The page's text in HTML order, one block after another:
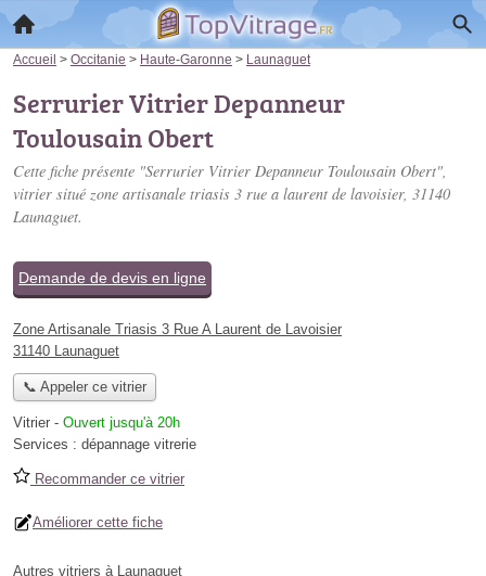
Accueil > Occitanie > Haute-Garonne > Launaguet
Serrurier Vitrier Depanneur
Toulousain Obert
Cette fiche présente "Serrurier Vitrier Depanneur Toulousain Obert",
vitrier situé zone artisanale triasis 3 rue a laurent de lavoisier, 31140
Launaguet.
Demande de devis en ligne
Zone Artisanale Triasis 3 Rue A Laurent de Lavoisier
31140 Launaguet
📞 Appeler ce vitrier
Vitrier - Ouvert jusqu'à 20h
Services : dépannage vitrerie
Recommander ce vitrier
Améliorer cette fiche
Autres vitriers à Launaguet